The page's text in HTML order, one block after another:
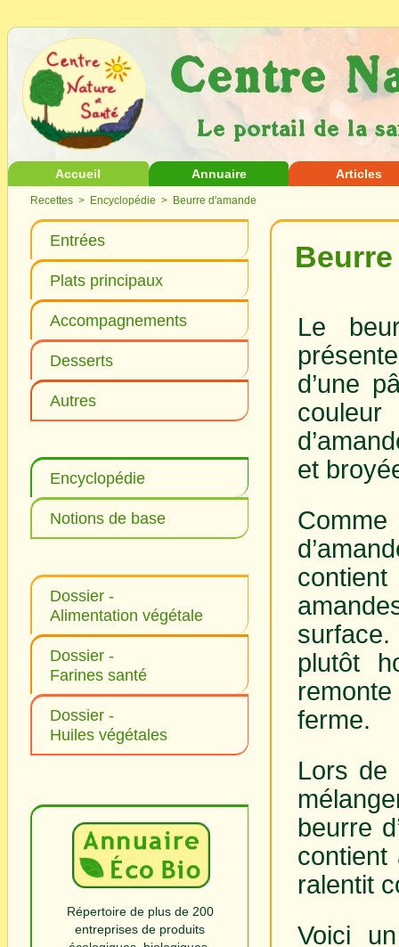
Accueil Annuaire Articles
Recettes > Encyclopédie > Beurre d'amande
Entrées
Plats principaux
Accompagnements
Desserts
Autres
Encyclopédie
Notions de base
Dossier -
Alimentation végétale
Dossier -
Farines santé
Dossier -
Huiles végétales
Répertoire de plus de 200
entreprises de produits
Le
d’une
couleur
et
plutôt
ferme.
Lors de
beurre
contient
ralentit
Voici